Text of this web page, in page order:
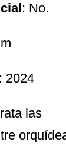
: No.
: 2024
las